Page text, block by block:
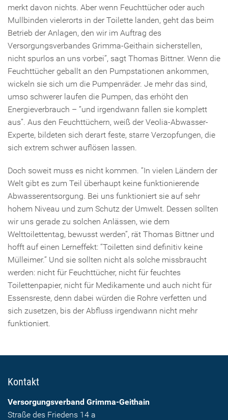
merkt davon nichts. Aber wenn Feuchttücher oder auch
Mullbinden vielerorts in der Toilette landen, geht das beim
Betrieb der Anlagen, den wir im Auftrag des
Versorgungsverbandes Grimma-Geithain sicherstellen,
nicht spurlos an uns vorbei”, sagt Thomas Bittner. Wenn die
Feuchttücher geballt an den Pumpstationen ankommen,
wickeln sie sich um die Pumpenräder. Je mehr das sind,
umso schwerer laufen die Pumpen, das erhöht den
Energieverbrauch – “und irgendwann fallen sie komplett
aus”. Aus den Feuchttüchern, weiß der Veolia-Abwasser-
Experte, bildeten sich derart feste, starre Verzopfungen, die
sich extrem schwer auflösen lassen.
Doch soweit muss es nicht kommen. “In vielen Ländern der
Welt gibt es zum Teil überhaupt keine funktionierende
Abwasserentsorgung. Bei uns funktioniert sie auf sehr
hohem Niveau und zum Schutz der Umwelt. Dessen sollten
wir uns gerade zu solchen Anlässen, wie dem
Welttoilettentag, bewusst werden”, rät Thomas Bittner und
hofft auf einen Lerneffekt: “Toiletten sind definitiv keine
Mülleimer.” Und sie sollten nicht als solche missbraucht
werden: nicht für Feuchttücher, nicht für feuchtes
Toilettenpapier, nicht für Medikamente und auch nicht für
Essensreste, denn dabei würden die Rohre verfetten und
sich zusetzen, bis der Abfluss irgendwann nicht mehr
funktioniert.
Kontakt
Versorgungsverband Grimma-Geithain
Straße des Friedens 14 a